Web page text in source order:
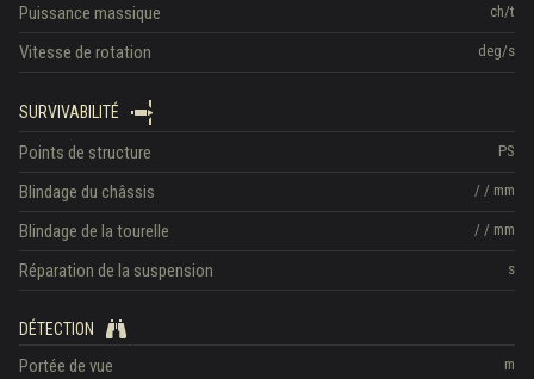
ch/t
Puissance massique
deg/s
Vitesse de rotation
SURVIVABILITÉ
PS
Points de structure
/ / mm
Blindage du châssis
/ / mm
Blindage de la tourelle
s
Réparation de la suspension
DÉTECTION
m
Portée de vue